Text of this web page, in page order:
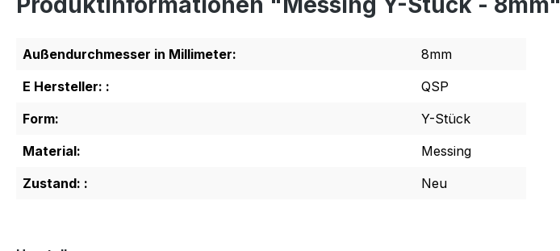
Außendurchmesser in Millimeter:
8mm
E Hersteller: :
QSP
Form:
Y-Stück
Material:
Messing
Zustand: :
Neu